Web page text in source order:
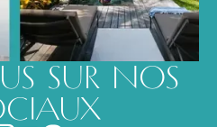
SUR NOS